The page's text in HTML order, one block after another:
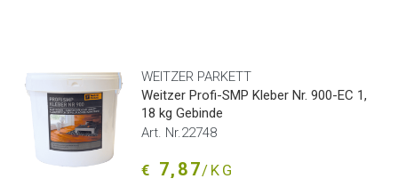
WEITZER PARKETT
Weitzer Profi-SMP Kleber Nr. 900-EC 1,
18 kg Gebinde
Art. Nr.22748
€ 7,87/KG